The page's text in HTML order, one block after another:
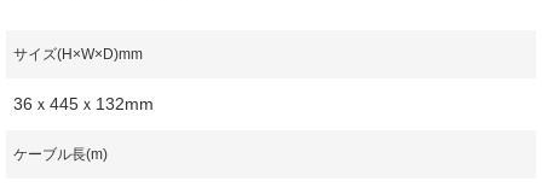
サイズ(H×W×D)mm
36ｘ445ｘ132mm
ケーブル長(m)